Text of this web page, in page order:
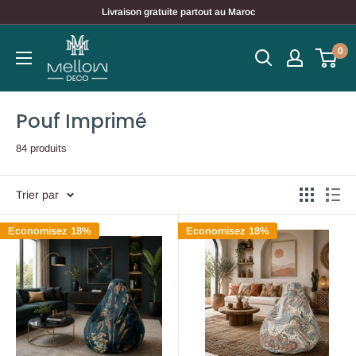
contenu
Livraison gratuite partout au Maroc
0
Pouf Imprimé
84 produits
Trier par
Economisez 18% Economisez 18%